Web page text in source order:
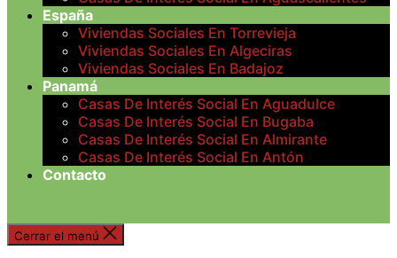
España
Viviendas Sociales En Torrevieja
Viviendas Sociales En Algeciras
Viviendas Sociales En Badajoz
Panamá
Casas De Interés Social En Aguadulce
Casas De Interés Social En Bugaba
Casas De Interés Social En Almirante
Casas De Interés Social En Antón
Contacto
Cerrar el menú